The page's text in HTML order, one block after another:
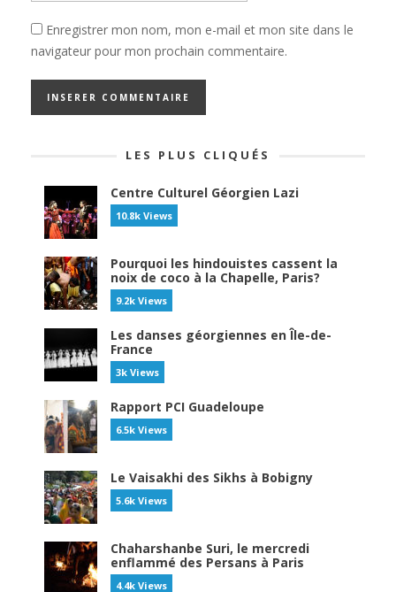
Enregistrer mon nom, mon e-mail et mon site dans le
navigateur pour mon prochain commentaire.
LES PLUS CLIQUÉS
Centre Culturel Géorgien Lazi
10.8k Views
Pourquoi les hindouistes cassent la
noix de coco à la Chapelle, Paris?
9.2k Views
Les danses géorgiennes en Île-de-
France
3k Views
Rapport PCI Guadeloupe
6.5k Views
Le Vaisakhi des Sikhs à Bobigny
5.6k Views
Chaharshanbe Suri, le mercredi
enflammé des Persans à Paris
4.4k Views